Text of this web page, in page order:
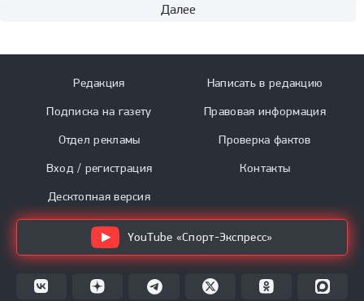
Далее
Редакция
Подписка на газету
Отдел рекламы
Вход / регистрация
Десктопная версия
Написать в редакцию
Правовая информация
Проверка фактов
Контакты
YouTube «Спорт-Экспресс»